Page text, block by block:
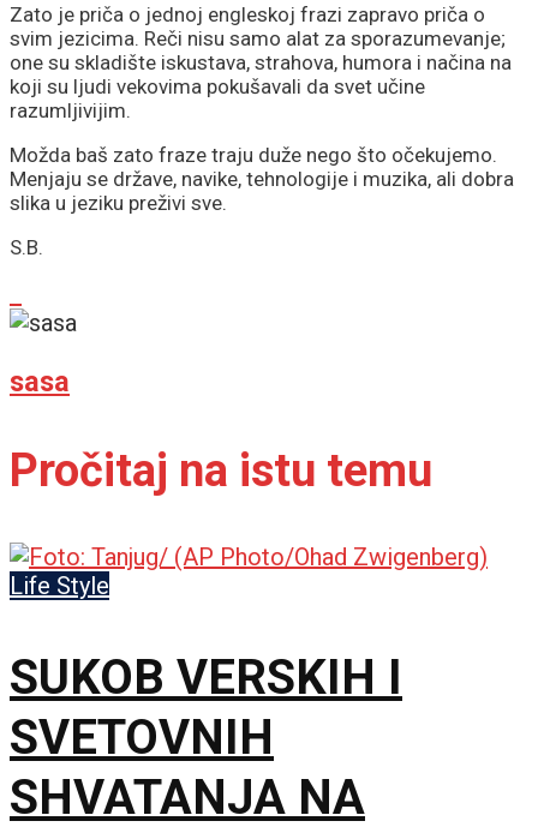
Zato je priča o jednoj engleskoj frazi zapravo priča o
svim jezicima. Reči nisu samo alat za sporazumevanje;
one su skladište iskustava, strahova, humora i načina na
koji su ljudi vekovima pokušavali da svet učine
razumljivijim.
Možda baš zato fraze traju duže nego što očekujemo.
Menjaju se države, navike, tehnologije i muzika, ali dobra
slika u jeziku preživi sve.
S.B.
sasa
Pročitaj na istu temu
Life Style
SUKOB VERSKIH I
SVETOVNIH
SHVATANJA NA